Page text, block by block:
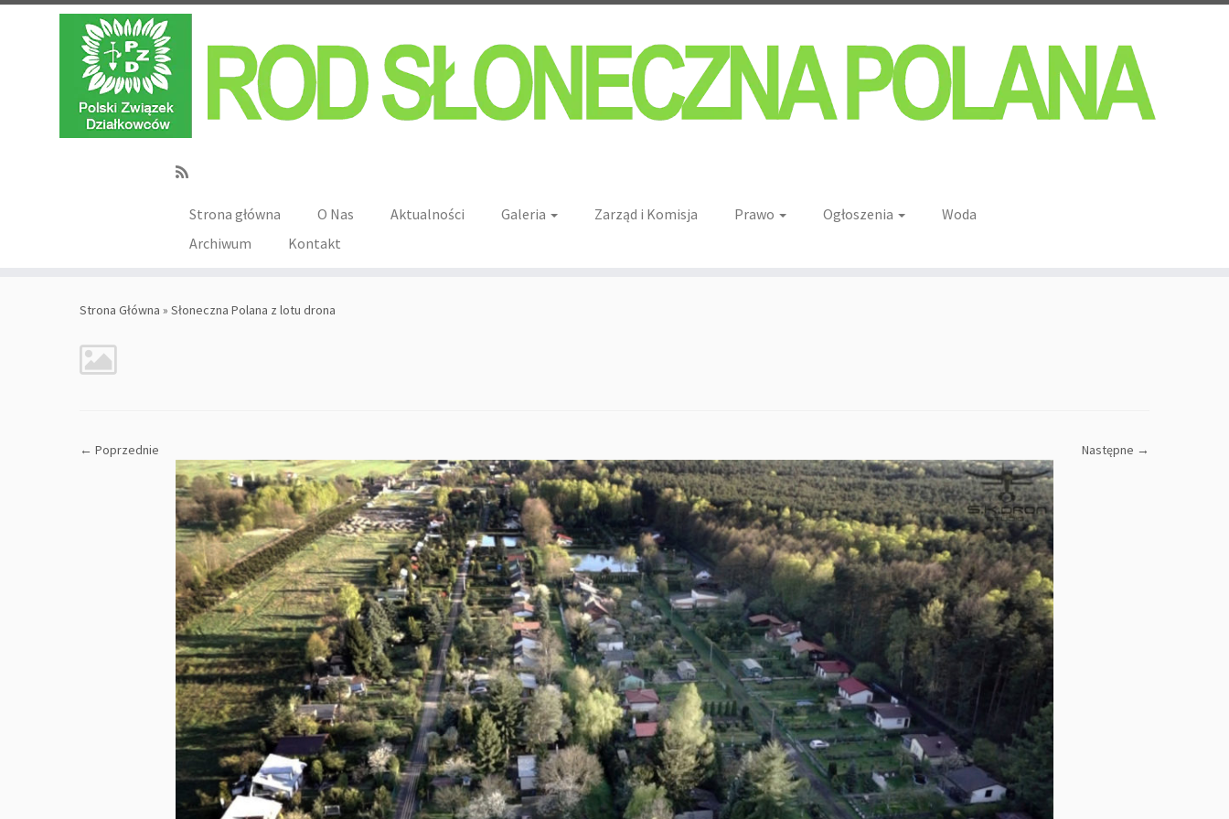
Strona główna O Nas Aktualności Galeria Zarząd i Komisja Prawo Ogłoszenia
Woda
Archiwum
Kontakt
Strona Główna » Słoneczna Polana z lotu drona
← Poprzednie Następne →